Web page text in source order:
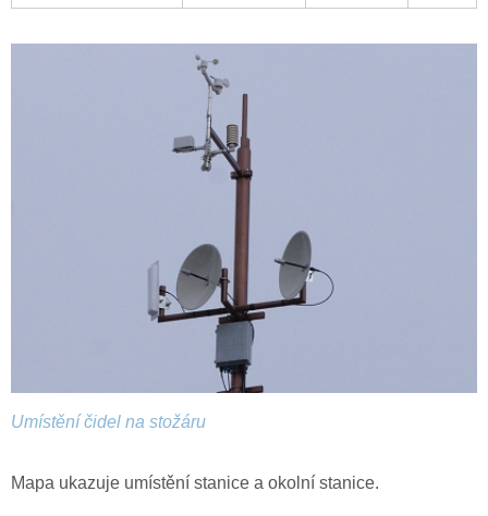
Umístění čidel na stožáru
Mapa ukazuje umístění stanice a okolní stanice.